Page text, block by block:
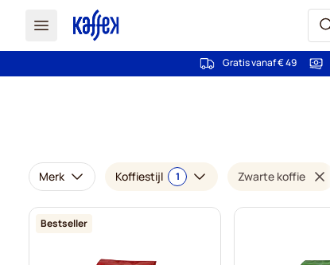
Gratis vanaf € 49
Merk Koffiestijl 1 Zwarte koffie
Bestseller